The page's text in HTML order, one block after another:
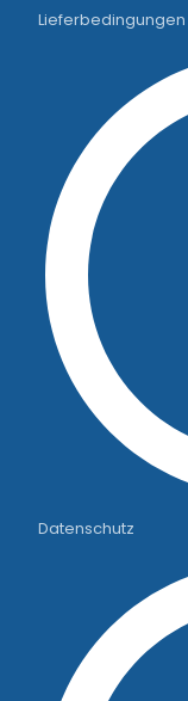
Lieferbedingungen
Datenschutz